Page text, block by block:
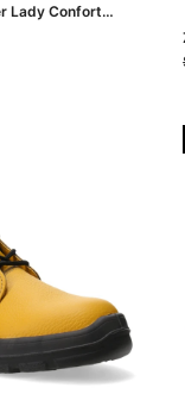
Lady Confort